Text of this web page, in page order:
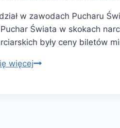
w zawodach Pucharu
Świata w skokach
były ceny biletów
więcejPuchar